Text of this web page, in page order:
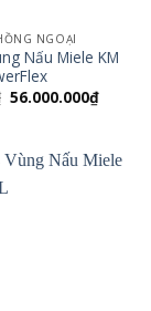
NGOẠI
Nấu Miele KM
Giá
gốc
56.000.000₫Giá
hiện